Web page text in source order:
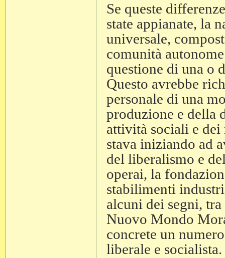
Se queste
state appianate, la
universale,
comunità
questione di una o
Questo avrebbe
personale di una
produzione e della
attività sociali e dei
stava iniziando ad
del liberalismo e
operai, la
stabilimenti
alcuni dei segni,
Nuovo Mondo
concrete un
liberale e socialista.